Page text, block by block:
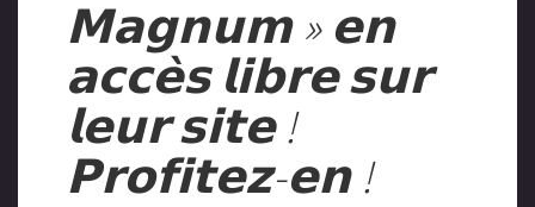
𝗠𝗮𝗴𝗻𝘂𝗺 » 𝗲𝗻
𝗮𝗰𝗰𝗲̀𝘀 𝗹𝗶𝗯𝗿𝗲 𝘀𝘂𝗿
𝗹𝗲𝘂𝗿 𝘀𝗶𝘁𝗲 !
𝗣𝗿𝗼𝗳𝗶𝘁𝗲𝘇-𝗲𝗻 !